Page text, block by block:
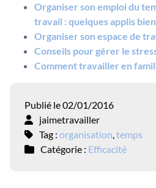
Organiser son emploi du
travail : quelques applis
Organiser son espace de
Conseils pour gérer le
Comment travailler en
Publié le 02/01/2016
jaimetravailler
Tag : organisation,temps
Catégorie : Efficacité